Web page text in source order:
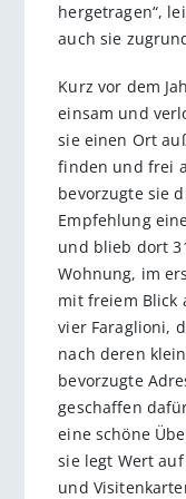
hergetragen“,
auch sie
Kurz vor dem
einsam und
sie einen Ort
finden und frei
bevorzugte sie
Empfehlung
und blieb dort
Wohnung, im
mit freiem Blick
vier Faraglioni,
nach deren
bevorzugte
geschaffen
eine schöne
sie legt Wert
und